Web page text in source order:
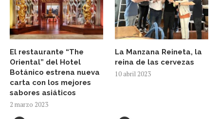
El restaurante “The
Oriental” del Hotel
Botánico estrena nueva
carta con los mejores
sabores asiáticos
2 marzo 2023
La Manzana Reineta, la
reina de las cervezas
10 abril 2023